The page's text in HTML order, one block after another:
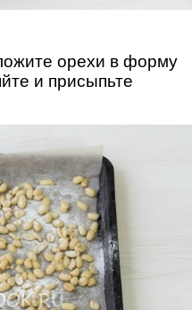
орехи в форму
и присыпьте